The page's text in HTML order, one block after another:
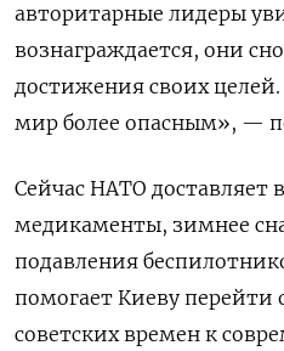
авторитарные лидеры
вознаграждается, они
достижения своих
мир более опасным», —
Сейчас НАТО доставляет
медикаменты, зимнее
подавления
помогает Киеву перейти
советских времен к